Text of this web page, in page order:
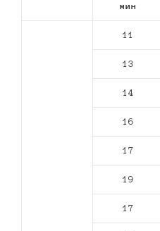
мин
11
13
14
16
17
19
17